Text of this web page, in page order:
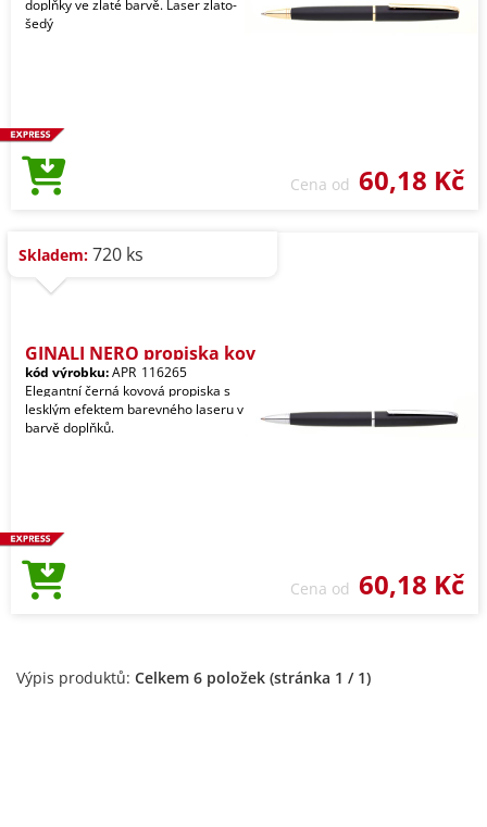
doplňky ve zlaté barvě. Laser zlato-
šedý
Cena od 60,18 Kč
Skladem: 720 ks
GINALI NERO propiska kov
kód výrobku:APR_116265
Elegantní černá kovová propiska s
lesklým efektem barevného laseru v
barvě doplňků.
Cena od 60,18 Kč
Výpis produktů: Celkem 6 položek (stránka 1 / 1)